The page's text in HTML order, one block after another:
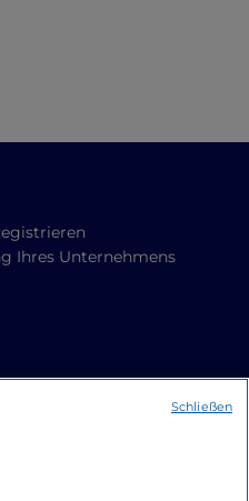
Ihres Unternehmens
Schließen